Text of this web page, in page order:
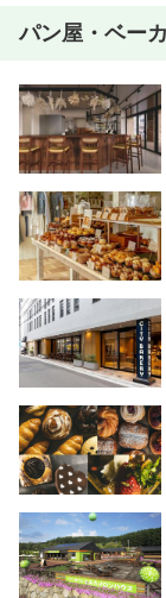
パン屋・ベー